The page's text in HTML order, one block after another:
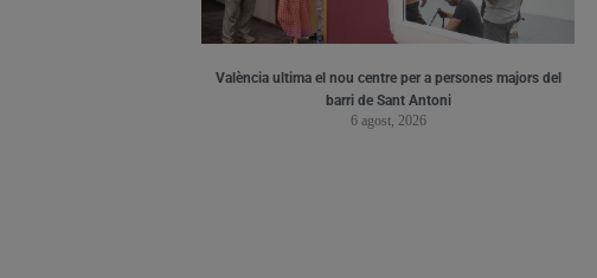
València ultima el nou centre per a persones majors del
barri de Sant Antoni
6 agost, 2026